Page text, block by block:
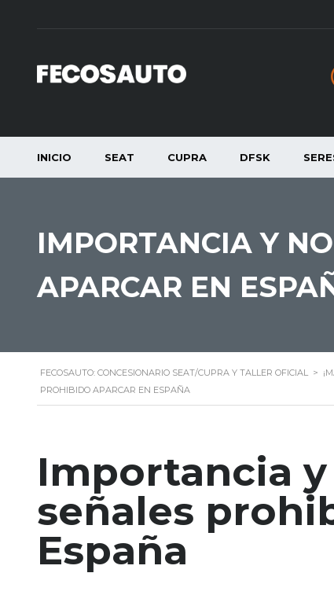
INICIO SEAT CUPRA DFSK
IMPORTANCIA Y
APARCAR EN
FECOSAUTO: CONCESIONARIO SEAT/CUPRA Y TALLER OFICIAL >
PROHIBIDO APARCAR EN ESPAÑA
Importancia
señales
España